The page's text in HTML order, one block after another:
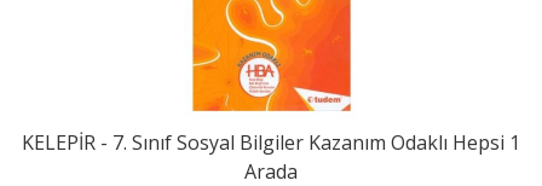
KELEPİR - 7. Sınıf Sosyal Bilgiler Kazanım Odaklı Hepsi 1
Arada